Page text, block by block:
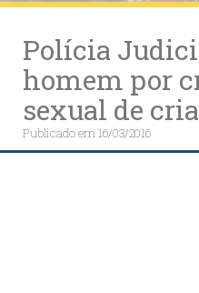
Polícia
homem por
sexual de
Publicado em16/03/2016